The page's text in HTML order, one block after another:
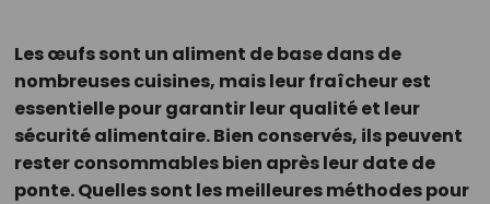
Les œufs sont un aliment de base dans de
nombreuses cuisines, mais leur fraîcheur est
essentielle pour garantir leur qualité et leur
sécurité alimentaire. Bien conservés, ils peuvent
rester consommables bien après leur date de
ponte. Quelles sont les meilleures méthodes pour